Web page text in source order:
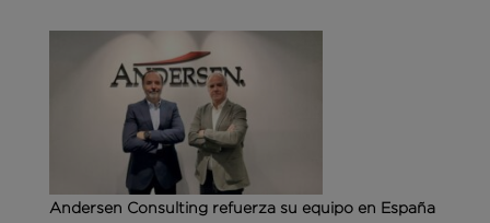
Andersen Consulting refuerza su equipo en España